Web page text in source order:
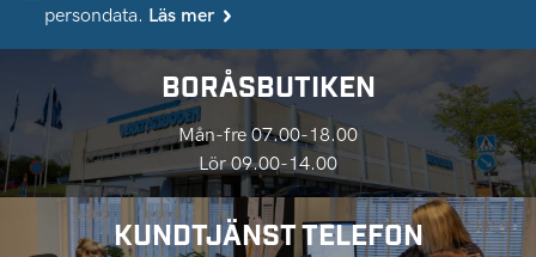
persondata. Läs mer
BORÅSBUTIKEN
Mån-fre 07.00-18.00
Lör 09.00-14.00
KUNDTJÄNST TELEFON